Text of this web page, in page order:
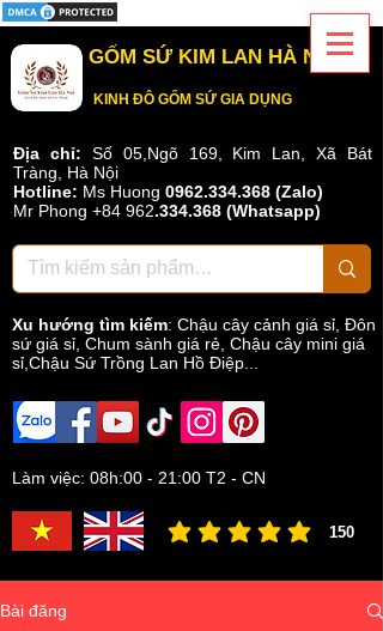
GỐM SỨ KIM LAN HÀ NỘI
KINH ĐÔ GỐM SỨ GIA DỤNG
Địa chỉ: Số 05,Ngõ 169, Kim Lan, Xã Bát
Tràng, Hà Nội
Hotline: Ms Huong 0962.334.368 (Zalo)
Mr Phong +84 962.334.368 (Whatsapp)
Xu hướng tìm kiếm: Chậu cây cảnh giá sỉ Đôn
sứ giá sỉ Chum sành giá rẻ Chậu cây mini giá
sỉ,Chậu Sứ Trồng Lan Hồ Điệp...
Làm việc: 08h:00 - 21:00 T2 - CN
150
đánh giá trung bình là 3 /5,
Bài đăng